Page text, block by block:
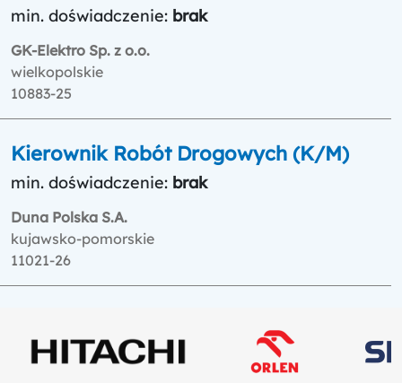
min. doświadczenie: brak
GK-Elektro Sp. z o.o.
wielkopolskie
10883-25
Kierownik Robót Drogowych (K/M)
min. doświadczenie: brak
Duna Polska S.A.
kujawsko-pomorskie
11021-26